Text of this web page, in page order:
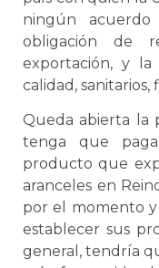
ningún acuerdo
obligación de
exportación, y
calidad,
Queda abierta la
tenga que
producto que
aranceles en
por el momento y
establecer sus
general, tendría